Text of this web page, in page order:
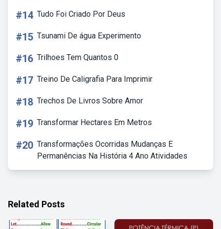
#14 Tudo Foi Criado Por Deus
#15 Tsunami De água Experimento
#16 Trilhoes Tem Quantos 0
#17 Treino De Caligrafia Para Imprimir
#18 Trechos De Livros Sobre Amor
#19 Transformar Hectares Em Metros
#20 Transformações Ocorridas Mudanças E
Permanências Na História 4 Ano Atividades
Related Posts